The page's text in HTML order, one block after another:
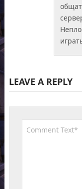
LEAVE A REPLY